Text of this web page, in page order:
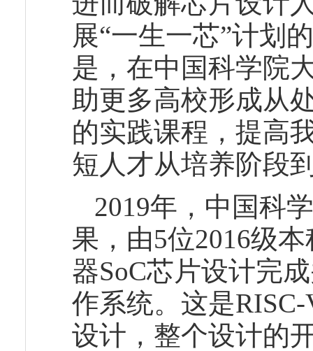
展“一生一芯”计划
是，在中国科学院
助更多高校形成从
的实践课程，提高
短人才从培养阶段
2019年，中国科
果，由5位2016级
器SoC芯片设计完
作系统。这是
设计，整个设计的